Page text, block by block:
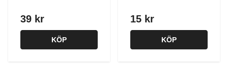
39 kr
KÖP
15 kr
KÖP